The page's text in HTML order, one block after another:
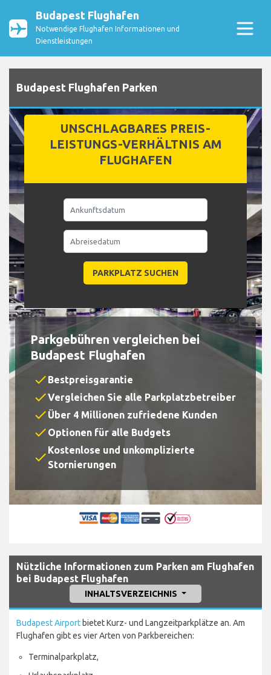
Budapest Flughafen
Notwendige Flughafen Informationen und
Dienstleistungen
Budapest Flughafen Parken
UNSCHLAGBARES PREIS-
LEISTUNGS-VERHÄLTNIS AM
FLUGHAFEN
Parkgebühren vergleichen bei
Budapest Flughafen
check Bestpreisgarantie
checkVergleichen Sie alle Parkplatzbetreiber
check Über 4 Millionen zufriedene Kunden
check Optionen für alle Budgets
check Kostenlose und unkomplizierte
Stornierungen
Nützliche Informationen zum Parken am Flughafen
bei Budapest Flughafen
INHALTSVERZEICHNIS
Budapest Airport bietet Kurz- und Langzeitparkplätze an. Am
Flughafen gibt es vier Arten von Parkbereichen:
Terminalparkplatz,